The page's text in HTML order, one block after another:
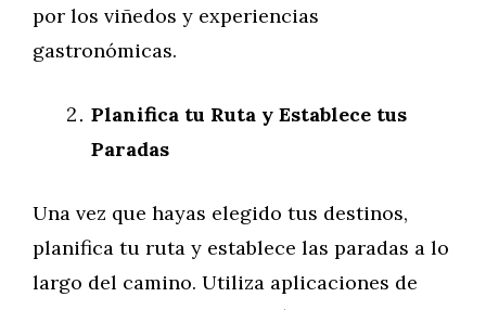
por los viñedos y experiencias
gastronómicas.
Planifica tu Ruta y Establece tus
Paradas
Una vez que hayas elegido tus destinos,
planifica tu ruta y establece las paradas a lo
largo del camino. Utiliza aplicaciones de